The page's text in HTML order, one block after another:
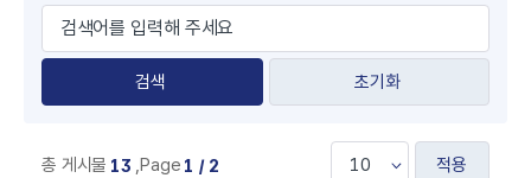
초기화
총 게시물 13 ,Page 1 / 2 적용